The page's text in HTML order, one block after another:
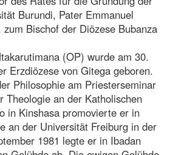
Burundi, Pater Emmanuel
Bischof der Diözese Bubanza
(OP) wurde am 30.
Erzdiözese von Gitega geboren.
Philosophie am Priesterseminar
Theologie an der Katholischen
in Kinshasa promovierte er in
an der Universität Freiburg in der
1981 legte er in Ibadan